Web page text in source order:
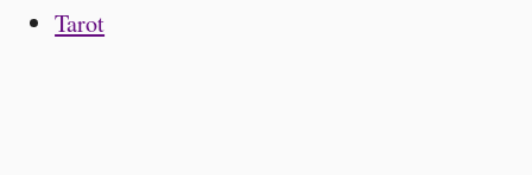
Tarot